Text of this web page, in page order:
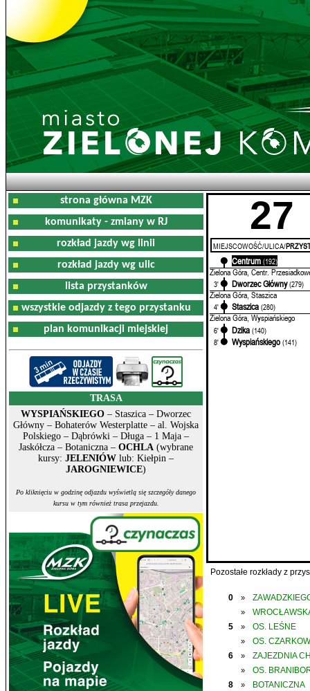
strona główna MZK
komunikaty - zmiany w RJ
rozkład jazdy wg linii
rozkład jazdy wg ulic
lista przystanków
wszystkie odjazdy z tego przystanku
plan komunikacji miejskiej
TRASA
WYSPIAŃSKIEGO – Staszica – Dworzec
Główny – Bohaterów Westerplatte – al. Wojska
Polskiego – Dąbrówki – Długa – 1 Maja –
Jaskółcza – Botaniczna – OCHLA (wybrane
kursy: JELENIÓW lub: Kiełpin –
JAROGNIEWICE)
Po kliknięciu w godzinę odjazdu wyświetlą się szczegóły danego
kursu w tym również trasa przejazdu.
27
MIEJSCOWOŚĆ/ULICA/
Centrum (192)
Zielona Góra, Centr.
3' Dworzec Główny (279)
Zielona Góra, Staszica
4' Staszica (280)
Zielona Góra, Wyspiańskiego
6' Dzika (140)
8'
Wyspiańskiego (141)
Pozostałe rozkłady z
0 »
»
5
» OS. LEŚNE
»
OS.
6
» ZAJEZDNIA
»
OS.
8
» BOTANICZNA